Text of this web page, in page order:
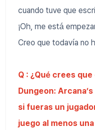
cuando tuve que
¡Oh, me está
Creo que todavía no
Q : ¿Qué crees
Dungeon:
si fueras un
juego al menos